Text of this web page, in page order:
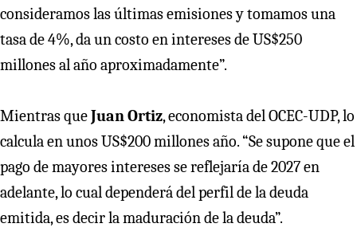
consideramos las últimas emisiones y tomamos una
tasa de 4%, da un costo en intereses de US$250
millones al año aproximadamente”.
Mientras queJuan Ortiz, economista del OCEC-UDP, lo
calcula en unos US$200 millones año. “Se supone que el
pago de mayores intereses se reflejaría de 2027 en
adelante, lo cual dependerá del perfil de la deuda
emitida, es decir la maduración de la deuda”.